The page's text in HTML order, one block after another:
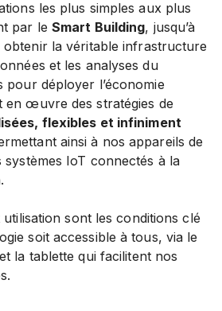
les plus simples aux plus
par le Smart Building, jusqu’à
la véritable infrastructure
et les analyses du
pour déployer l’économie
en œuvre des stratégies de
flexibles et infiniment
ainsi à nos appareils de
systèmes IoT connectés à la
utilisation sont les conditions clé
soit accessible à tous, via le
la tablette qui facilitent nos